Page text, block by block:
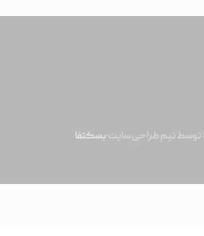
بسکتفا